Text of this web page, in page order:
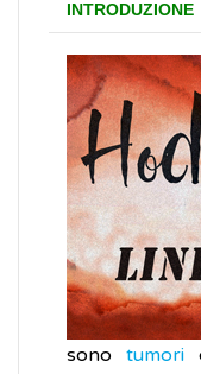
INTRODUZIONE
sono tumori